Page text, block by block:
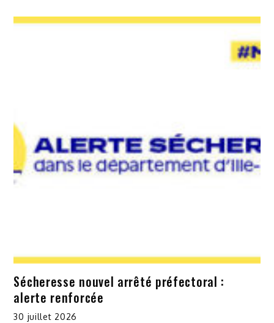
Sécheresse nouvel arrêté préfectoral :
alerte renforcée
30 juillet 2026